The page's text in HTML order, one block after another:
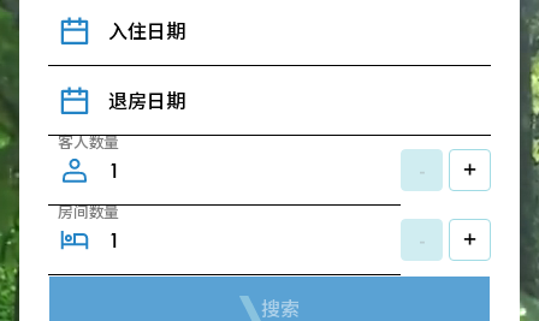
入住日期
退房日期
客人数量
- +
房间数量
- +
搜索